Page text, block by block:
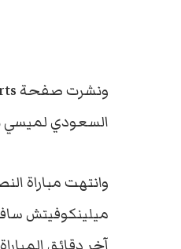
ونشرت صفحة TNT Sports الرياضية على
السعودي لميسي
وانتهت مباراة
ميلينكوفيتش